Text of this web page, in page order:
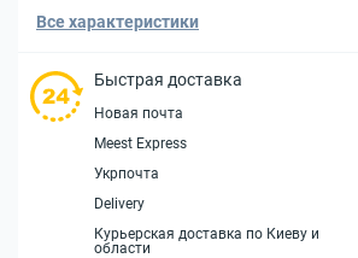
Все характеристики
Быстрая доставка
Новая почта
Meest Express
Укрпочта
Delivery
Курьерская доставка по Киеву и
области